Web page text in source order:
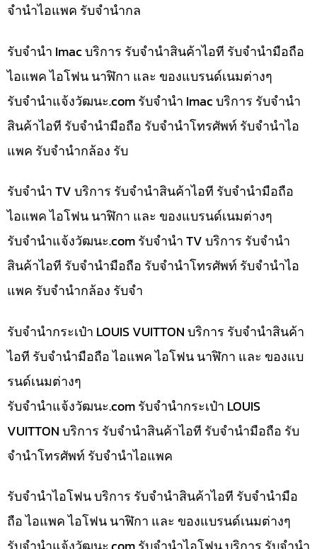
จำนำไอแพค รับจำนำกล
รับจำนำ Imac บริการ รับจำนำสินค้าไอที รับจำนำมือถือ
ไอแพค ไอโฟน นาฬิกา และ ของแบรนด์เนมต่างๆ
รับจํานําแจ้งวัฒนะ.com รับจำนำ Imac บริการ รับจำนำ
สินค้าไอที รับจำนำมือถือ รับจำนำโทรศัพท์ รับจำนำไอ
แพค รับจำนำกล้อง รับ
รับจำนำ TV บริการ รับจำนำสินค้าไอที รับจำนำมือถือ
ไอแพค ไอโฟน นาฬิกา และ ของแบรนด์เนมต่างๆ
รับจํานําแจ้งวัฒนะ.com รับจำนำ TV บริการ รับจำนำ
สินค้าไอที รับจำนำมือถือ รับจำนำโทรศัพท์ รับจำนำไอ
แพค รับจำนำกล้อง รับจำ
รับจำนำกระเป๋า LOUIS VUITTON บริการ รับจำนำสินค้า
ไอที รับจำนำมือถือ ไอแพค ไอโฟน นาฬิกา และ ของแบ
รนด์เนมต่างๆ
รับจํานําแจ้งวัฒนะ.com รับจำนำกระเป๋า LOUIS
VUITTON บริการ รับจำนำสินค้าไอที รับจำนำมือถือ รับ
จำนำโทรศัพท์ รับจำนำไอแพค
รับจำนำไอโฟน บริการ รับจำนำสินค้าไอที รับจำนำมือ
ถือ ไอแพค ไอโฟน นาฬิกา และ ของแบรนด์เนมต่างๆ